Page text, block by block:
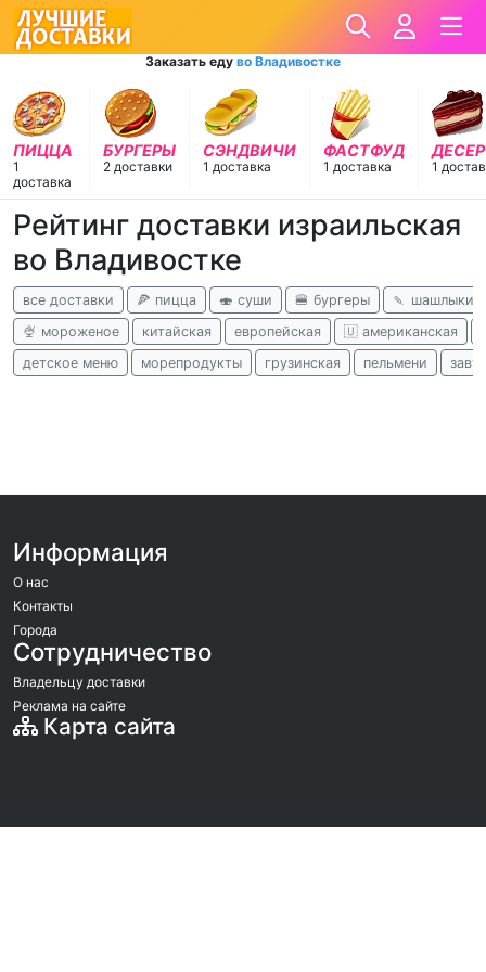
Заказать еду во Владивостке
ПИЦЦА
1
доставка
БУРГЕРЫ
2 доставки
СЭНДВИЧИ
1 доставка
ФАСТФУД
1 доставка 1
Рейтинг доставки израильская
во Владивостке
все доставки 🍕 пицца 🍣 суши 🍔 бургеры
🍡 шашлыки
🍨 мороженое
китайская европейская 🇺 американская
детское меню
морепродукты грузинская пельмени
Информация
О нас
Контакты
Города
Сотрудничество
Владельцу доставки
Реклама на сайте
Карта сайта